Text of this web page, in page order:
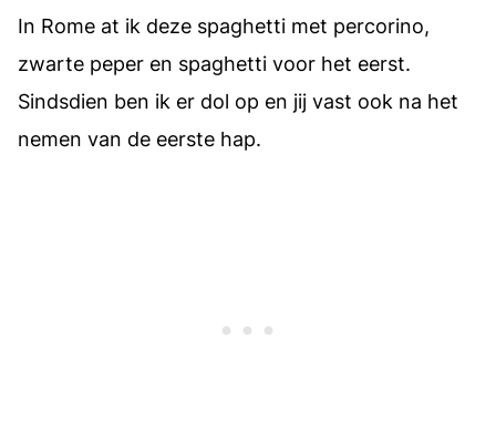
In Rome at ik deze spaghetti met percorino,
zwarte peper en spaghetti voor het eerst.
Sindsdien ben ik er dol op en jij vast ook na het
nemen van de eerste hap.